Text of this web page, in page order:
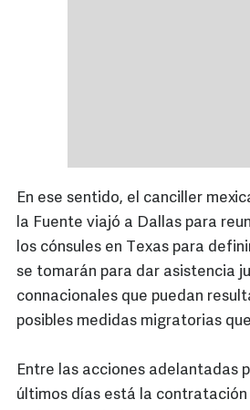
En ese sentido, el canciller
la Fuente viajó a Dallas para
los cónsules en Texas para
se tomarán para dar asistencia
connacionales que puedan
posibles medidas migratorias
Entre las acciones adelantadas
últimos días está la